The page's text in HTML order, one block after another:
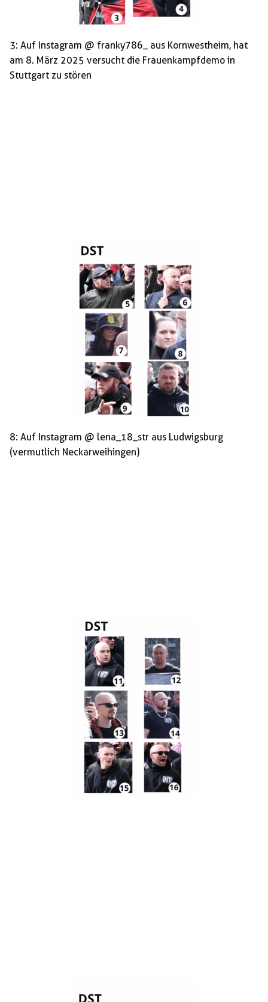
3: Auf Instagram @ franky786_ aus Kornwestheim, hat
am 8. März 2025 versucht die Frauenkampfdemo in
Stuttgart zu stören
8: Auf Instagram @ lena_18_str aus Ludwigsburg
(vermutlich Neckarweihingen)